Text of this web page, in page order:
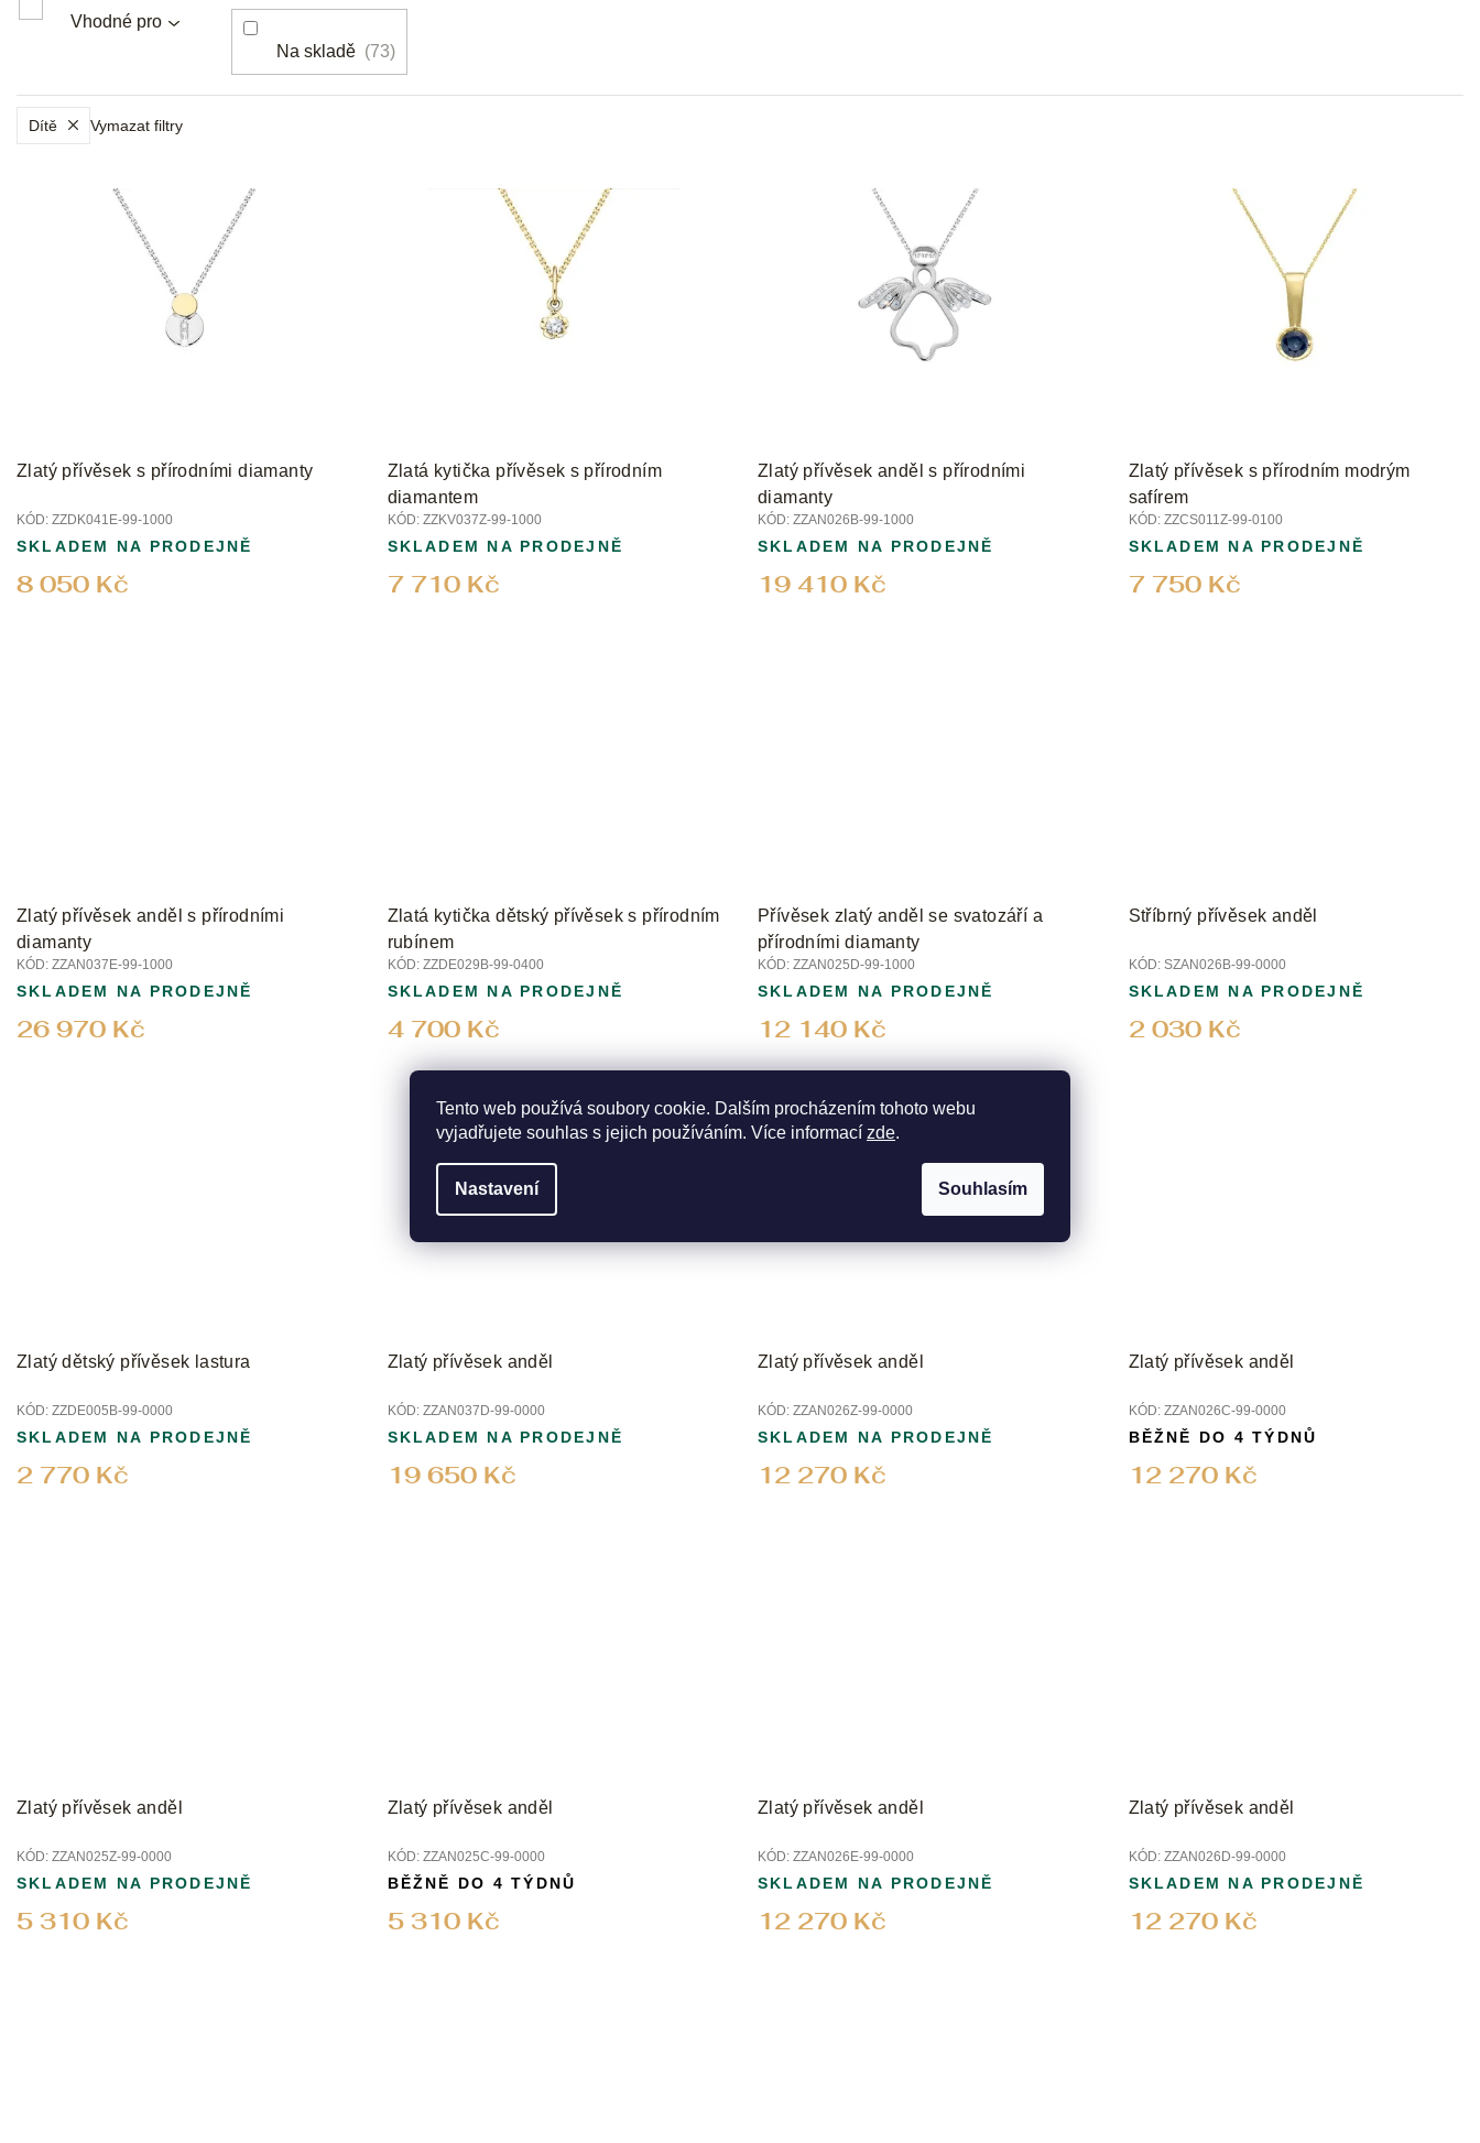
Tento web používá soubory cookie. Dalším procházením tohoto webu
vyjadřujete souhlas s jejich používáním. Více informací zde.
Nastavení Souhlasím
d
Vhodné pro
Na skladě 73
Dítě Vymazat filtry
t
Zlatý přívěsek s přírodními diamanty
KÓD: ZZDK041E-99-1000
8 050 Kč
SKLADEM NA PRODEJNĚ
Zlatá kytička přívěsek s přírodním
diamantem
KÓD: ZZKV037Z-99-1000
7 710 Kč
SKLADEM NA PRODEJNĚ
Zlatý přívěsek anděl s přírodními
diamanty
KÓD: ZZAN026B-99-1000
19 410 Kč
SKLADEM NA PRODEJNĚ
Zlatý přívěsek s přírodním modrým
safírem
KÓD: ZZCS011Z-99-0100
7 750 Kč
SKLADEM NA PRODEJNĚ
Zlatý přívěsek anděl s přírodními
diamanty
KÓD: ZZAN037E-99-1000
26 970 Kč
SKLADEM NA PRODEJNĚ
Zlatá kytička dětský přívěsek s přírodním
rubínem
KÓD: ZZDE029B-99-0400
4 700 Kč
SKLADEM NA PRODEJNĚ
Přívěsek zlatý anděl se svatozáří a
přírodními diamanty
KÓD: ZZAN025D-99-1000
12 140 Kč
SKLADEM NA PRODEJNĚ
Stříbrný přívěsek anděl
KÓD: SZAN026B-99-0000
2 030 Kč
SKLADEM NA PRODEJNĚ
Zlatý dětský přívěsek lastura
KÓD: ZZDE005B-99-0000
2 770 Kč
SKLADEM NA PRODEJNĚ
Zlatý přívěsek anděl
KÓD: ZZAN037D-99-0000
19 650 Kč
SKLADEM NA PRODEJNĚ
Zlatý přívěsek anděl
KÓD: ZZAN026Z-99-0000
12 270 Kč
SKLADEM NA PRODEJNĚ
Zlatý přívěsek anděl
KÓD: ZZAN026C-99-0000
12 270 Kč
BĚŽNĚ DO 4 TÝDNŮ
Zlatý přívěsek anděl
KÓD: ZZAN025Z-99-0000
5 310 Kč
SKLADEM NA PRODEJNĚ
Zlatý přívěsek anděl
KÓD: ZZAN025C-99-0000
5 310 Kč
BĚŽNĚ DO 4 TÝDNŮ
Zlatý přívěsek anděl
KÓD: ZZAN026E-99-0000
12 270 Kč
SKLADEM NA PRODEJNĚ
Zlatý přívěsek anděl
KÓD: ZZAN026D-99-0000
12 270 Kč
SKLADEM NA PRODEJNĚ